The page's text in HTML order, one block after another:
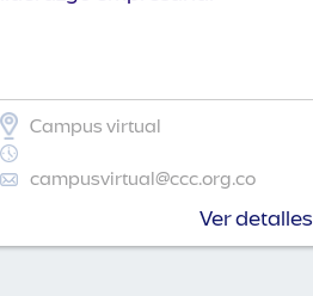
Campus virtual
campusvirtual@ccc.org.co
Ver detalles